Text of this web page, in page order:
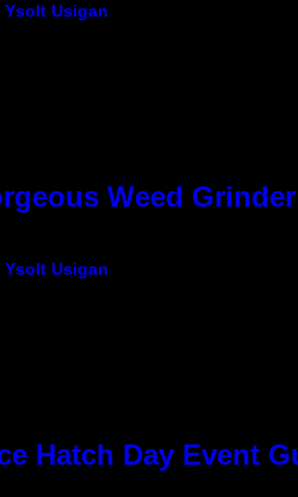
Ysolt Usigan
Weed
Ysolt Usigan
Hatch Day Event